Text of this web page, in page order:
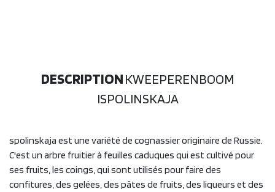
DESCRIPTIONKWEEPERENBOOM
ISPOLINSKAJA
spolinskaja est une variété de cognassier originaire de Russie.
C'est un arbre fruitier à feuilles caduques qui est cultivé pour
ses fruits, les coings, qui sont utilisés pour faire des
confitures, des gelées, des pâtes de fruits, des liqueurs et des